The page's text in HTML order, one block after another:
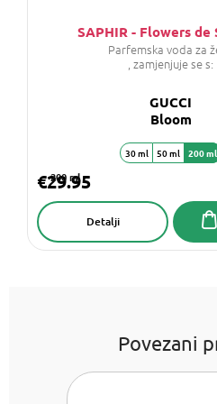
SAPHIR - Flowers de
Parfemska voda za
, zamjenjuje se s:
GUCCI
Bloom
200 ml
€29.95
Detalji
30 ml 50 ml 200 ml
Povezani